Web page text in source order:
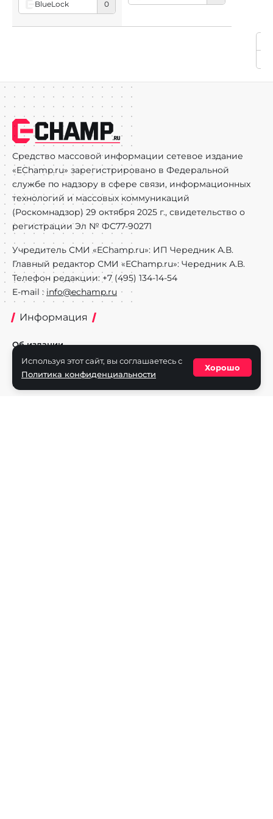
BlueLock
0
Средство массовой информации сетевое издание
«EChamp.ru» зарегистрировано в Федеральной
службе по надзору в сфере связи, информационных
технологий и массовых коммуникаций
(Роскомнадзор) 29 октября 2025 г., свидетельство о
регистрации Эл № ФС77-90271
Учредитель СМИ «EChamp.ru»: ИП Чередник А.В.
Главный редактор СМИ «EChamp.ru»: Чередник А.В.
Телефон редакции: +7 (495) 134-14-54
E-mail : info@echamp.ru
Информация
Об издании
Реклама на портале
Политика конфиденциальности
Используя этот сайт, вы соглашаетесь с
Политика конфиденциальности
Хорошо